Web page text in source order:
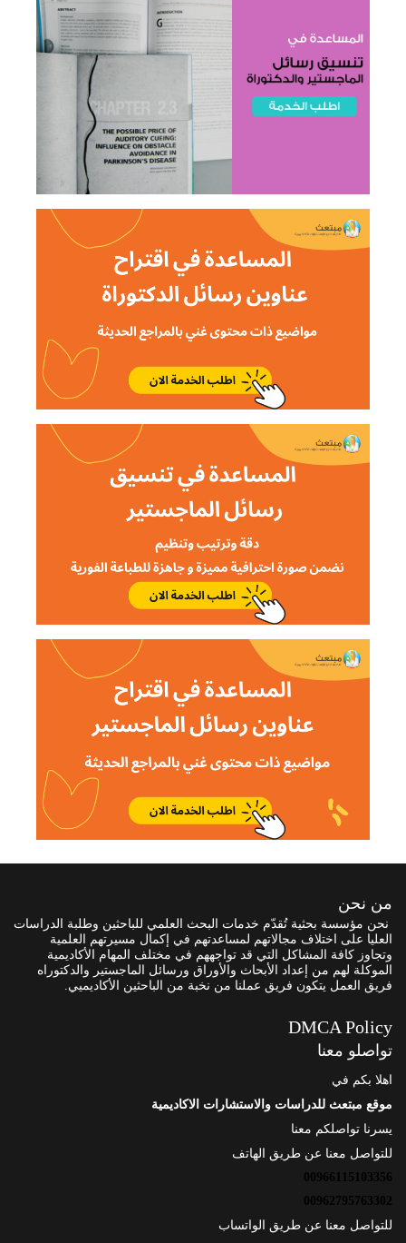
من نحن
نحن مؤسسة بحثية تُقدّم خدمات البحث العلمي للباحثين وطلبة الدراسات
العليا على اختلاف مجالاتهم لمساعدتهم في إكمال مسيرتهم العلمية
وتجاوز كافة المشاكل التي قد تواجههم في مختلف المهام الأكاديمية
الموكلة لهم من إعداد الأبحاث والأوراق ورسائل الماجستير والدكتوراه
فريق العمل يتكون فريق عملنا من نخبة من الباحثين الأكاديميي.
DMCA Policy
تواصلو معنا
اهلا بكم في
موقع مبتعث للدراسات والاستشارات الاكاديمية
يسرنا تواصلكم معنا
للتواصل معنا عن طريق الهاتف
00966115103356
00962795763302
للتواصل معنا عن طريق الواتساب